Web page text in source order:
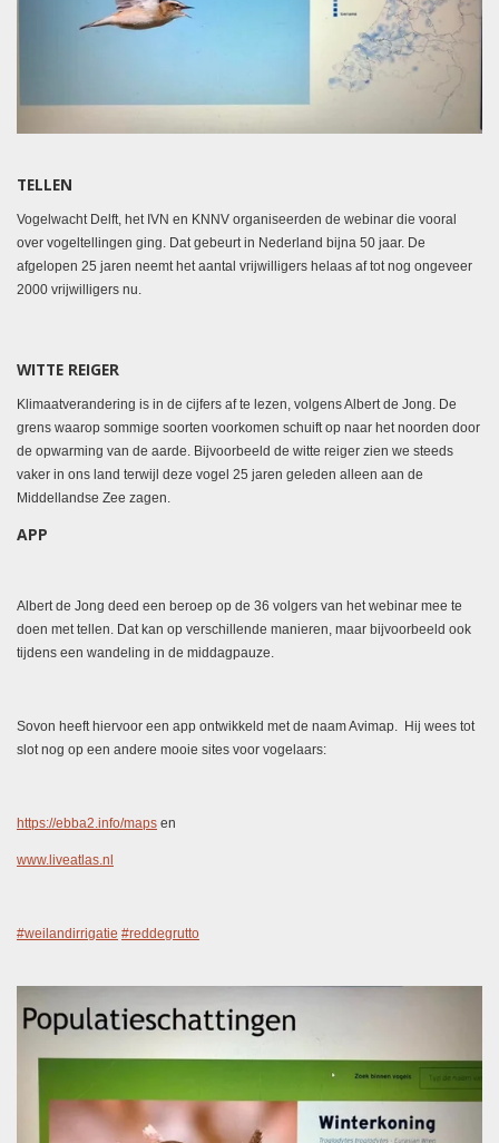
TELLEN
Vogelwacht Delft, het IVN en KNNV organiseerden de webinar die vooral
over vogeltellingen ging. Dat gebeurt in Nederland bijna 50 jaar. De
afgelopen 25 jaren neemt het aantal vrijwilligers helaas af tot nog ongeveer
2000 vrijwilligers nu.
WITTE REIGER
Klimaatverandering is in de cijfers af te lezen, volgens Albert de Jong. De
grens waarop sommige soorten voorkomen schuift op naar het noorden door
de opwarming van de aarde. Bijvoorbeeld de witte reiger zien we steeds
vaker in ons land terwijl deze vogel 25 jaren geleden alleen aan de
Middellandse Zee zagen.
APP
Albert de Jong deed een beroep op de 36 volgers van het webinar mee te
doen met tellen. Dat kan op verschillende manieren, maar bijvoorbeeld ook
tijdens een wandeling in de middagpauze.
Sovon heeft hiervoor een app ontwikkeld met de naam Avimap. Hij wees tot
slot nog op een andere mooie sites voor vogelaars:
https://ebba2.info/maps en
www.liveatlas.nl
#weilandirrigatie #reddegrutto